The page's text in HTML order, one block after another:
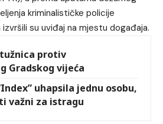
kriminalističke policije
su uviđaj na mjestu događaja.
protiv
Gradskog vijeća
uhapsila jednu osobu,
važni za istragu